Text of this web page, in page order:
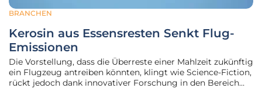
BRANCHEN
Kerosin aus Essensresten Senkt Flug-
Emissionen
Die Vorstellung, dass die Überreste einer Mahlzeit zukünftig
ein Flugzeug antreiben könnten, klingt wie Science-Fiction,
rückt jedoch dank innovativer Forschung in den Bereich